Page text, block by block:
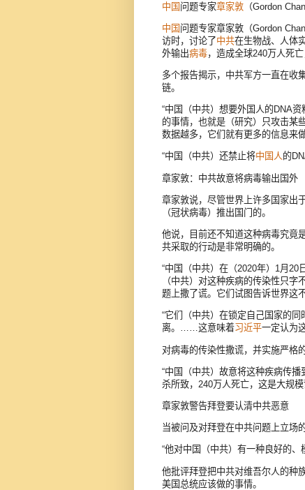
中国 问题专家章家敦 （Gordon
中国 问题专家章家敦（Gordon
访时，讨论了中共在生物战、人体
外输出病毒，造成全球240万人死亡
多个报告揭示，中共军方一直在收
链。
“中国（中共）想要外国人的DNA
的事情，也就是（研究）只攻击某
数据越多，它们就有更多的信息来
“中国（中共）还禁止将中国人的
章家敦：中共故意将病毒输出国外
章家敦说，尽管世界上许多国家出
（冠状病毒）推出国门的。
他说，目前还不知道这种病毒究竟
共采取的行动是非常明确的。
“中国（中共）在（2020年）1月20
（中共）对这种疾病的传染性只
题上撒了谎。它们试图告诉世界这
“它们（中共）在锁定自己国家的
离。……这意味着习近平一定认为
对病毒的传染性撒谎，并实施严格
“中国（中共）故意将这种疾病传
杀所致，240万人死亡，这是大规模
章家敦警告拜登要认清中共恶意
当被问及对拜登在中共问题上立场
“他对中国（中共）有一种良好的、
他批评拜登把中共对维吾尔人的种
美国总统应该做的事情。